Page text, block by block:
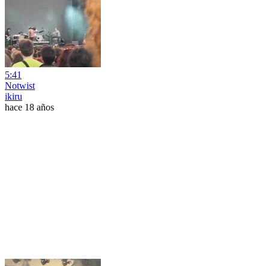
5:41
Notwist
ikiru
hace 18 años